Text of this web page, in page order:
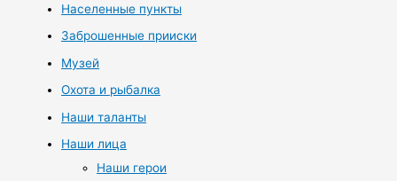
Населенные пункты
Заброшенные прииски
Музей
Охота и рыбалка
Наши таланты
Наши лица
Наши герои